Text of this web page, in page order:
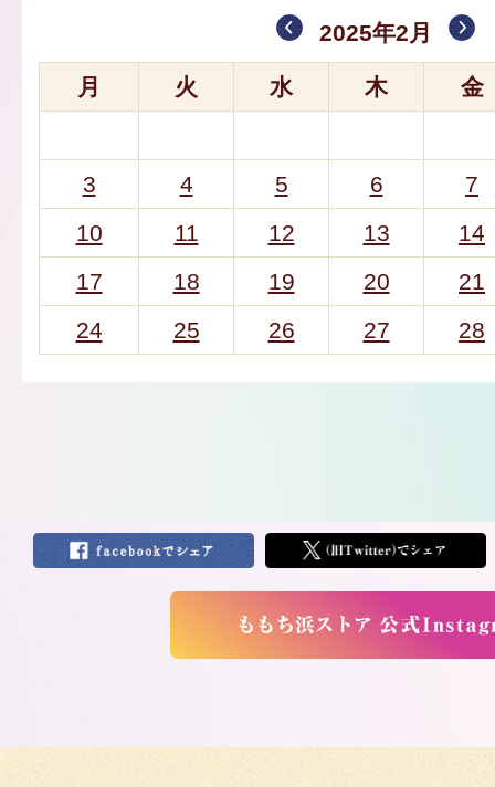
2025年2月
月 火 水 木 金
3 4 5 6
7
10
11 12 13
14
17
18 19 20
21
24
25 26 27 28